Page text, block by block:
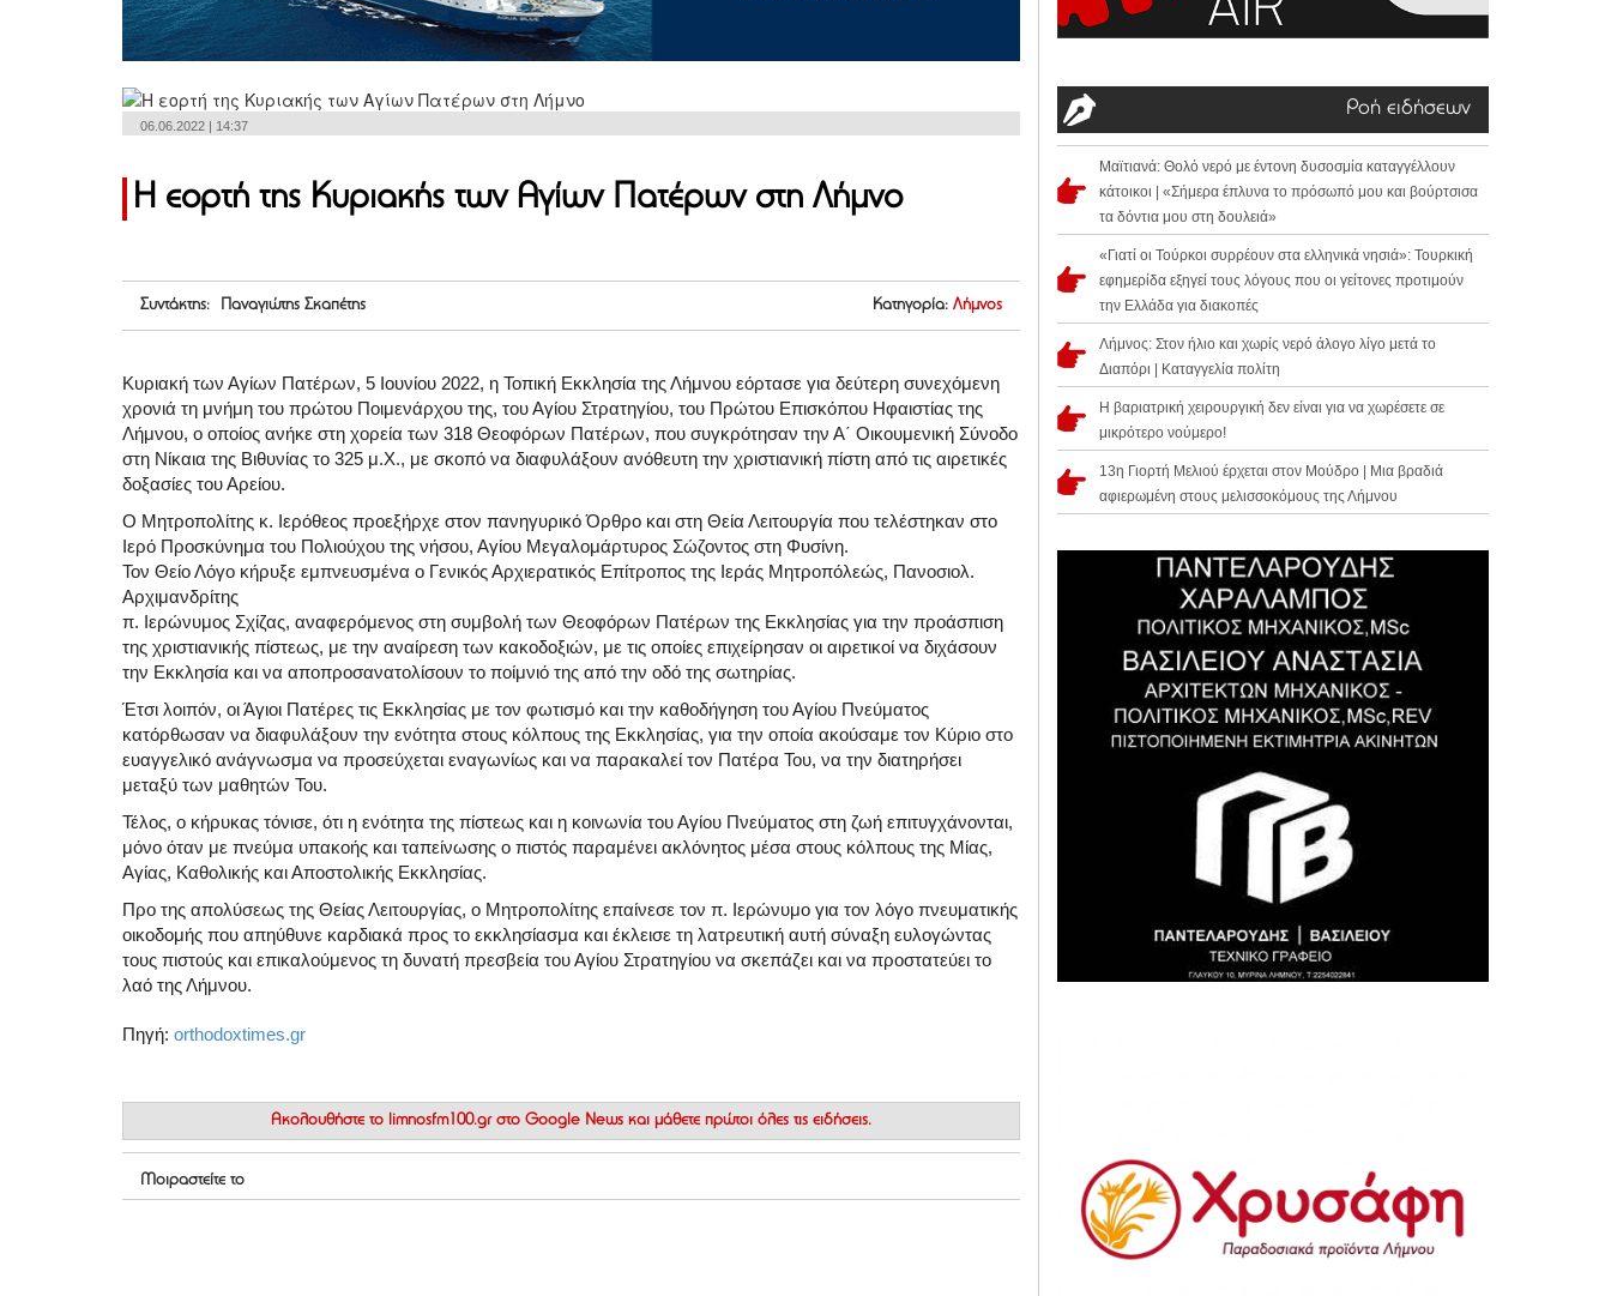
06.06.2022 | 14:37
Η εορτή της Κυριακής των Αγίων Πατέρων στη Λήμνο
Συντάκτης: Παναγιώτης Σκαπέτης Κατηγορία: Λήμνος
Κυριακή των Αγίων Πατέρων, 5 Ιουνίου 2022, η Τοπική Εκκλησία της Λήμνου εόρτασε για δεύτερη συνεχόμενη
χρονιά τη μνήμη του πρώτου Ποιμενάρχου της, του Αγίου Στρατηγίου, του Πρώτου Επισκόπου Ηφαιστίας της
Λήμνου, ο οποίος ανήκε στη χορεία των 318 Θεοφόρων Πατέρων, που συγκρότησαν την Α΄ Οικουμενική Σύνοδο
στη Νίκαια της Βιθυνίας το 325 μ.Χ., με σκοπό να διαφυλάξουν ανόθευτη την χριστιανική πίστη από τις αιρετικές
δοξασίες του Αρείου.
Ο Μητροπολίτης κ. Ιερόθεος προεξήρχε στον πανηγυρικό Όρθρο και στη Θεία Λειτουργία που τελέστηκαν στο
Ιερό Προσκύνημα του Πολιούχου της νήσου, Αγίου Μεγαλομάρτυρος Σώζοντος στη Φυσίνη.
Τον Θείο Λόγο κήρυξε εμπνευσμένα ο Γενικός Αρχιερατικός Επίτροπος της Ιεράς Μητροπόλεώς, Πανοσιολ.
Αρχιμανδρίτης
π. Ιερώνυμος Σχίζας, αναφερόμενος στη συμβολή των Θεοφόρων Πατέρων της Εκκλησίας για την προάσπιση
της χριστιανικής πίστεως, με την αναίρεση των κακοδοξιών, με τις οποίες επιχείρησαν οι αιρετικοί να διχάσουν
την Εκκλησία και να αποπροσανατολίσουν το ποίμνιό της από την οδό της σωτηρίας.
Έτσι λοιπόν, οι Άγιοι Πατέρες τις Εκκλησίας με τον φωτισμό και την καθοδήγηση του Αγίου Πνεύματος
κατόρθωσαν να διαφυλάξουν την ενότητα στους κόλπους της Εκκλησίας, για την οποία ακούσαμε τον Κύριο στο
ευαγγελικό ανάγνωσμα να προσεύχεται εναγωνίως και να παρακαλεί τον Πατέρα Του, να την διατηρήσει
μεταξύ των μαθητών Του.
Τέλος, ο κήρυκας τόνισε, ότι η ενότητα της πίστεως και η κοινωνία του Αγίου Πνεύματος στη ζωή επιτυγχάνονται,
μόνο όταν με πνεύμα υπακοής και ταπείνωσης ο πιστός παραμένει ακλόνητος μέσα στους κόλπους της Μίας,
Αγίας, Καθολικής και Αποστολικής Εκκλησίας.
Προ της απολύσεως της Θείας Λειτουργίας, ο Μητροπολίτης επαίνεσε τον π. Ιερώνυμο για τον λόγο πνευματικής
οικοδομής που απηύθυνε καρδιακά προς το εκκλησίασμα και έκλεισε τη λατρευτική αυτή σύναξη ευλογώντας
τους πιστούς και επικαλούμενος τη δυνατή πρεσβεία του Αγίου Στρατηγίου να σκεπάζει και να προστατεύει το
λαό της Λήμνου.
Πηγή: orthodoxtimes.gr
Ακολουθήστε το limnosfm100.gr στο Google News και μάθετε πρώτοι όλες τις ειδήσεις.
Μοιραστείτε το
Ροή ειδήσεων
Μαϊτιανά: Θολό νερό με έντονη δυσοσμία καταγγέλλουν
κάτοικοι | «Σήμερα έπλυνα το πρόσωπό μου και βούρτσισα
τα δόντια μου στη δουλειά»
«Γιατί οι Τούρκοι συρρέουν στα ελληνικά νησιά»: Τουρκική
εφημερίδα εξηγεί τους λόγους που οι γείτονες προτιμούν
την Ελλάδα για διακοπές
Λήμνος: Στον ήλιο και χωρίς νερό άλογο λίγο μετά το
Διαπόρι | Καταγγελία πολίτη
Η βαριατρική χειρουργική δεν είναι για να χωρέσετε σε
μικρότερο νούμερο!
13η Γιορτή Μελιού έρχεται στον Μούδρο | Μια βραδιά
αφιερωμένη στους μελισσοκόμους της Λήμνου